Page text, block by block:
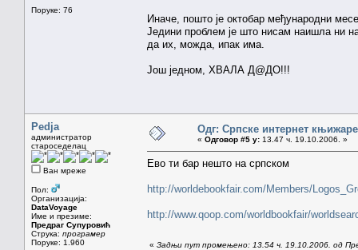
Поруке: 76
Иначе, пошто је октобар међународни
Једини проблем је што нисам наишла ни
да их, можда, ипак има.
Још једном, ХВАЛА Д@ДО!!!
Pedja
администратор
староседелац
Ван мреже
Пол:
Организација:
DataVoyage
Име и презиме:
Предраг Супуровић
Струка: програмер
Поруке: 1.960
Одг: Српске интернет
« Одговор #5 у: 13.47 ч. 19.10.2006. »
Ево ти бар нешто на српском
http://worldebookfair.com/Members/
http://www.qoop.com/worldbookfair/
« Задњи пут промењено: 13.54 ч. 19.10.2006. од